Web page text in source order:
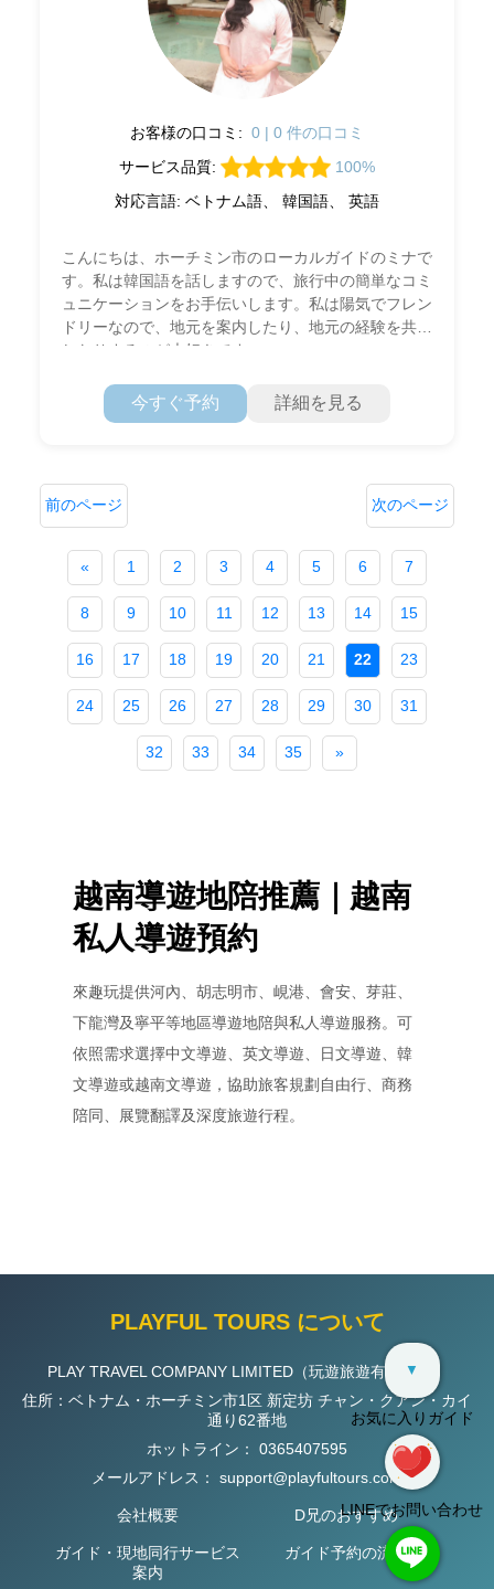
お客様の口コミ: 0 | 0 件の口コミ
サービス品質:
100%
対応言語: ベトナム語、 韓国語、 英語
こんにちは、ホーチミン市のローカルガイドのミナで
す。私は韓国語を話しますので、旅行中の簡単なコミ
ュニケーションをお手伝いします。私は陽気でフレン
ドリーなので、地元を案内したり、地元の経験を共有
したりするのが大好きです。
今すぐ予約 詳細を見る
前のページ 次のページ
« 1 2 3 4 5 6 7
8 9 10 11 12 13 14 15
16 17 18 19 20 21 22 23
24 25 26 27 28 29 30 31
32 33 34 35 »
越南導遊地陪推薦｜越南
私人導遊預約
來趣玩提供河內、胡志明市、峴港、會安、芽莊、
下龍灣及寧平等地區導遊地陪與私人導遊服務。可
依照需求選擇中文導遊、英文導遊、日文導遊、韓
文導遊或越南文導遊，協助旅客規劃自由行、商務
陪同、展覽翻譯及深度旅遊行程。
PLAYFUL TOURS について
PLAY TRAVEL COMPANY LIMITED（玩遊旅遊有限公司）
住所：ベトナム・ホーチミン市1区 新定坊 チャン・クアン・カイ
通り62番地
ホットライン： 0365407595
メールアドレス： support@playfultours.com
会社概要 D兄のおすすめ
ガイド・現地同行サービス
案内
ガイド予約の流れ
▼
お気に入りガイド
LINEでお問い合わせ